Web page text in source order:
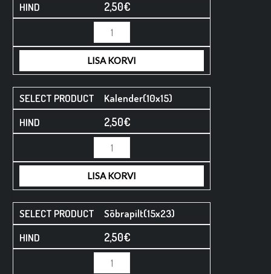
2,50€
LISA KORVI
Kalender(10x15)
2,50€
LISA KORVI
Sõbrapilt(15x23)
2,50€